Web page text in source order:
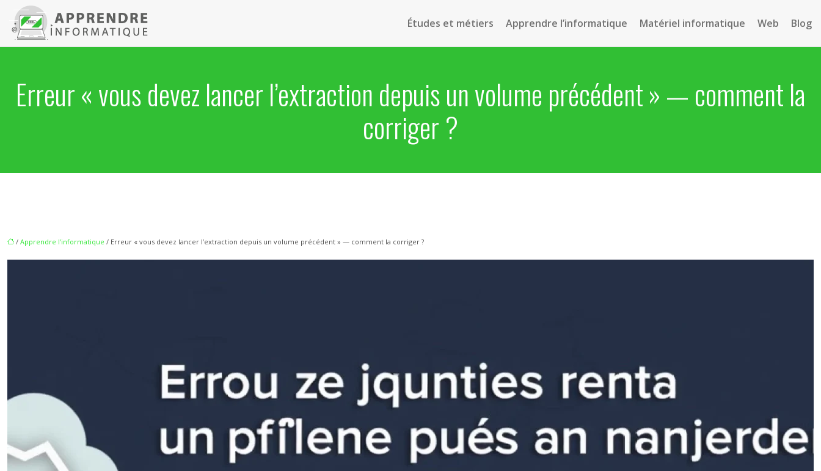
Études et métiers Apprendre l’informatique Matériel informatique Web Blog
Erreur « vous devez lancer l’extraction depuis un volume précédent » — comment la
corriger ?
/ Apprendre l'informatique / Erreur « vous devez lancer l’extraction depuis un volume précédent » — comment la corriger ?